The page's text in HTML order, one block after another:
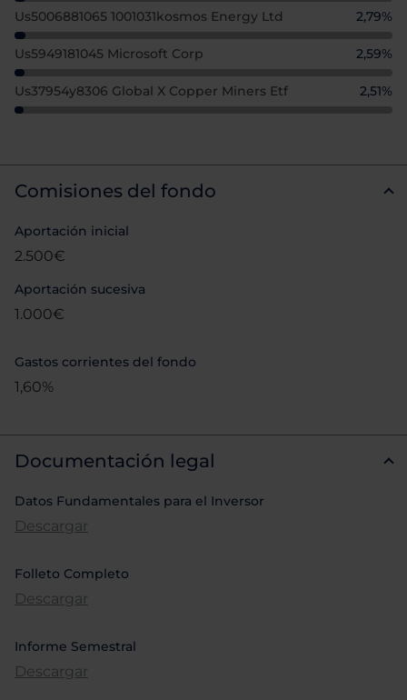
Us5006881065 1001031kosmos Energy Ltd 2,79%
Us5949181045 Microsoft Corp 2,59%
Us37954y8306 Global X Copper Miners Etf 2,51%
Comisiones del fondo
Aportación inicial
2.500€
Aportación sucesiva
1.000€
Gastos corrientes del fondo
1,60%
Documentación legal
Datos Fundamentales para el Inversor
Descargar
Folleto Completo
Descargar
Informe Semestral
Descargar